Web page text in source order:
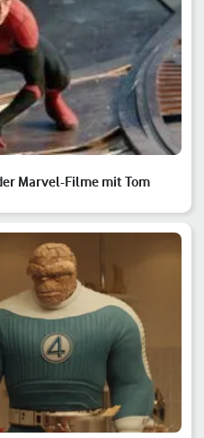
Marvel-Filme mit Tom